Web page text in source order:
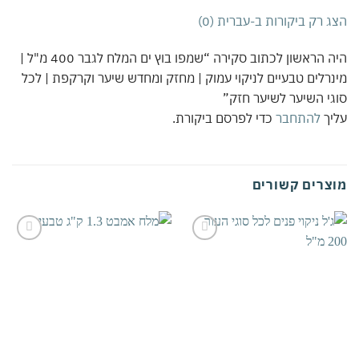
רק ביקורות ב-עברית (0)
היה הראשון לכתוב סקירה “שמפו בוץ ים המלח לגבר 400 מ"ל |
טבעיים לניקוי עמוק | מחזק ומחדש שיער וקרקפת | לכל
השיער לשיער חזק”
להתחברכדי לפרסם ביקורת.
קשורים